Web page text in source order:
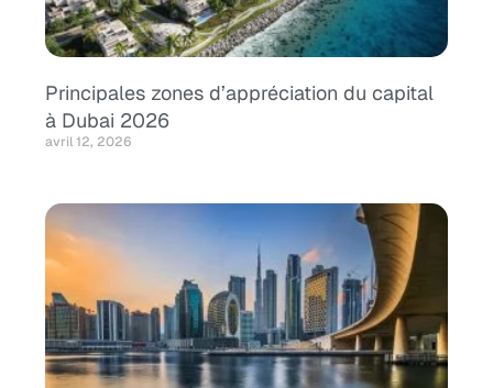
Principales zones d’appréciation du capital
à Dubai 2026
avril 12, 2026